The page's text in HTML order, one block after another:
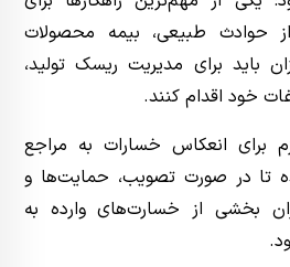
حوادث طبیعی، بیمه محصولات
باید برای مدیریت ریسک تولید،
خود اقدام کنند.
برای انعکاس خسارات به مراجع
تا در صورت تصویب، حمایت‌ها و
بخشی از خسارت‌های وارده به